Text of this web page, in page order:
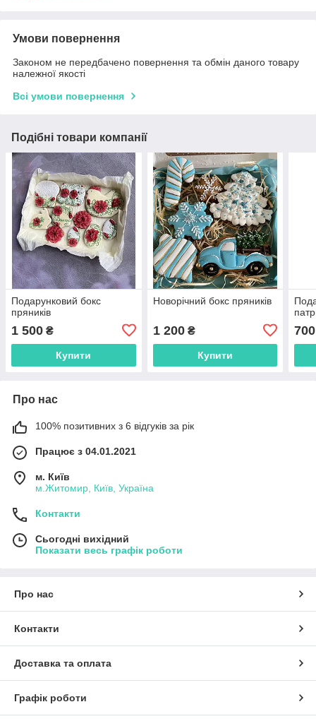
Умови повернення
Законом не передбачено повернення та обмін даного товару
належної якості
Всі умови повернення
Подібні товари компанії
Подарунковий бокс
пряників
1 500 ₴
Купити
Новорічний бокс пряників
1 200₴
Купити
700
Про нас
100% позитивних з 6 відгуків за рік
Працює з 04.01.2021
м. Київ
м.Житомир, Київ, Україна
Контакти
Сьогодні вихідний
Показати весь графік роботи
Про нас
Контакти
Доставка та оплата
Графік роботи